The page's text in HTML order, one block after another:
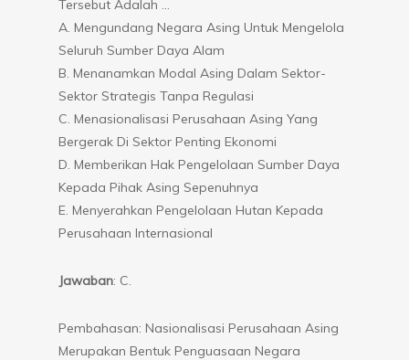
Tersebut Adalah …
A. Mengundang Negara Asing Untuk Mengelola
Seluruh Sumber Daya Alam
B. Menanamkan Modal Asing Dalam Sektor-
Sektor Strategis Tanpa Regulasi
C. Menasionalisasi Perusahaan Asing Yang
Bergerak Di Sektor Penting Ekonomi
D. Memberikan Hak Pengelolaan Sumber Daya
Kepada Pihak Asing Sepenuhnya
E. Menyerahkan Pengelolaan Hutan Kepada
Perusahaan Internasional
Jawaban: C.
Pembahasan: Nasionalisasi Perusahaan Asing
Merupakan Bentuk Penguasaan Negara